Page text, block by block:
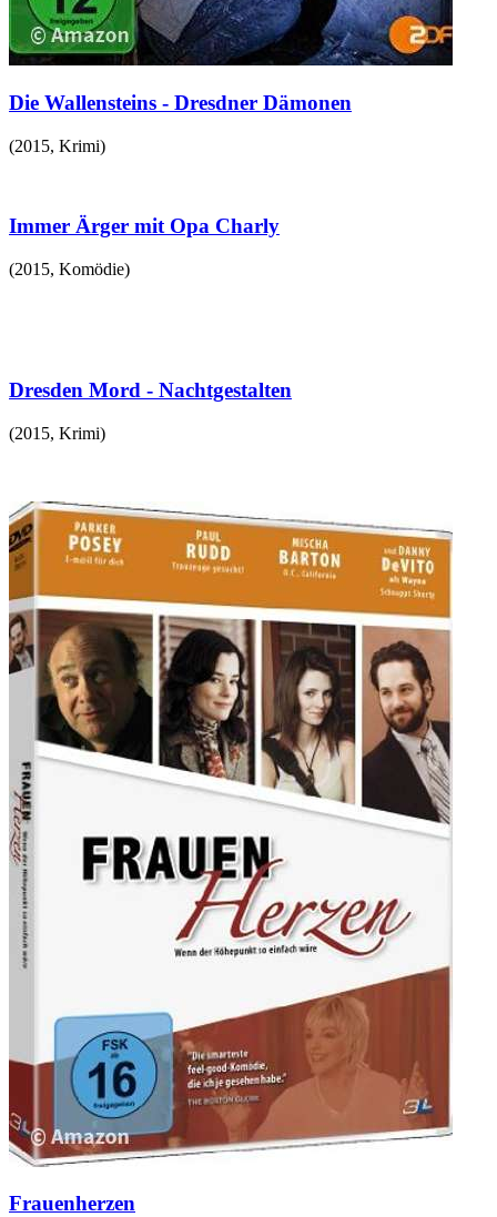
Die Wallensteins - Dresdner Dämonen
(2015, Krimi)
Immer Ärger mit Opa Charly
(2015, Komödie)
Dresden Mord - Nachtgestalten
(2015, Krimi)
Frauenherzen